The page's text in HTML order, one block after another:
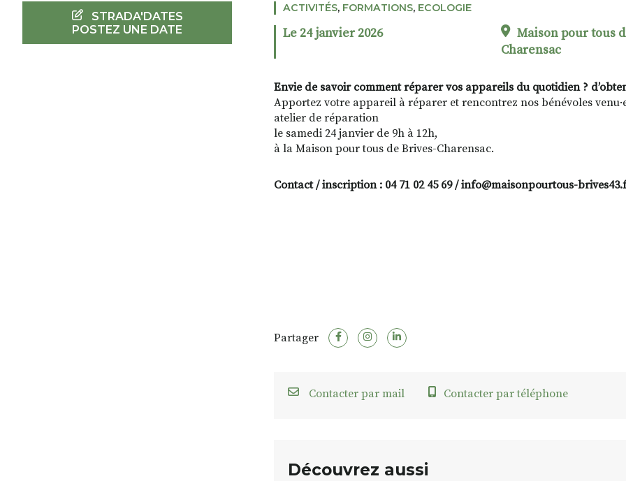
ACTIVITÉS, FORMATIONS, ECOLOGIE
Le 24 janvier 2026
Maison pour tous
Charensac
Envie de savoir comment réparer vos appareils du quotidien ?
Apportez votre appareil à réparer et rencontrez nos bénévoles
atelier de réparation
le samedi 24 janvier de 9h à 12h,
à la Maison pour tous de Brives-Charensac.
Contact / inscription : 04 71 02 45 69 / info@maisonpourtous-
Partager
Contacter par mail Contacter par téléphone
Découvrez aussi
STRADA'DATES
POSTEZ UNE DATE